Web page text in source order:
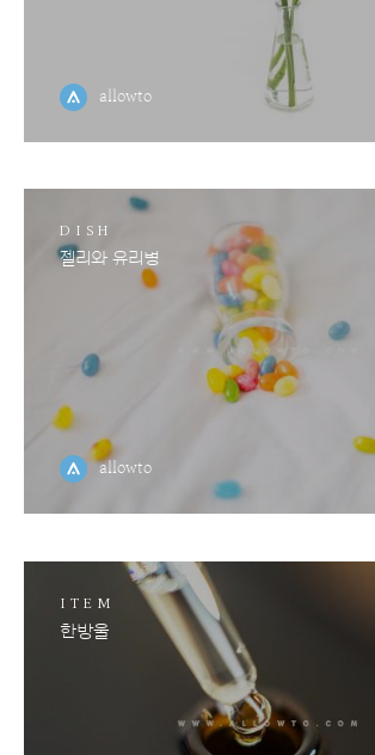
allowto
DISH
젤리와 유리병
allowto
ITEM
한방울